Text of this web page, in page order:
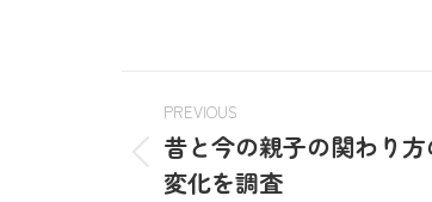
PREVIOUS
昔と今の親子の関わり方
変化を調査